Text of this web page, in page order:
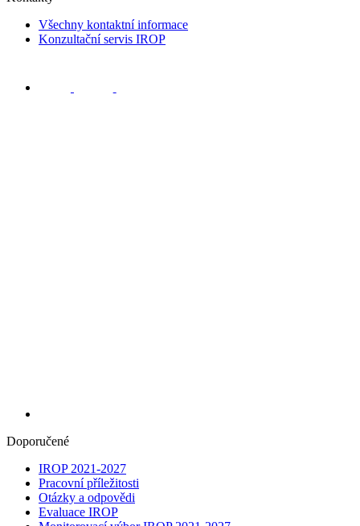
Všechny kontaktní informace
Konzultační servis IROP
Doporučené
IROP 2021-2027
Pracovní příležitosti
Otázky a odpovědi
Evaluace IROP